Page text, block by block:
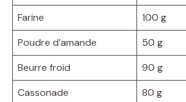
Farine
100 g
Poudre d’amande
50 g
Beurre froid
90 g
Cassonade
80 g